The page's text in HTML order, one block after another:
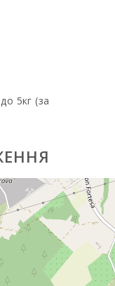
5кг (за